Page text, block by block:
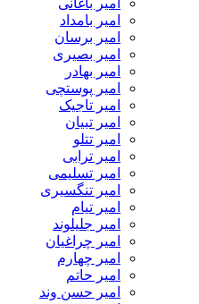
امیر بامداد
امیر برسان
امیر بصیری
امیر بهادر
امیر پوستچی
امیر تاجیک
امیر تبیان
امیر تتلو
امیر ترابی
امیر تسلیمی
امیر تنگسیری
امیر تیام
امیر جلیلوند
امیر چراغیان
امیر چهارم
امیر حاتم
امیر حسن وند